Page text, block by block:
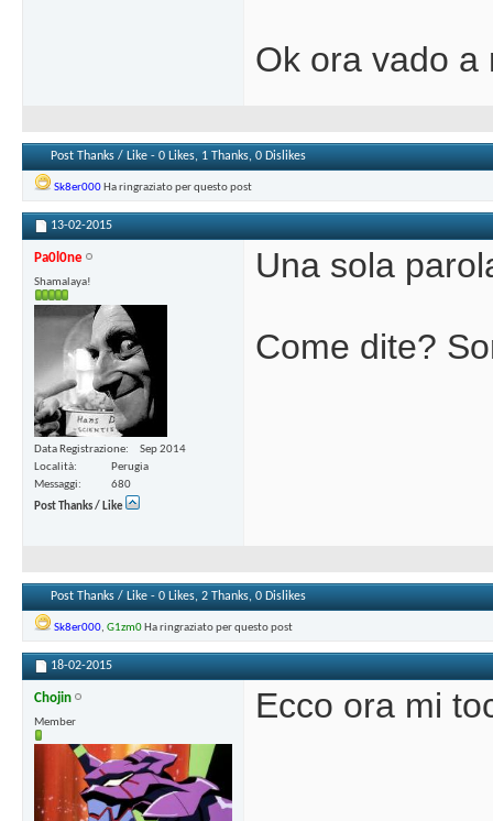
Ok ora vado a
Post Thanks / Like - 0 Likes, 1 Thanks, 0 Dislikes
Sk8er000Ha ringraziato per questo post
13-02-2015
Pa0l0ne
Shamalaya!
Data Registrazione
Sep 2014
Località
Perugia
Messaggi
680
Post Thanks / Like
Una sola
Come dite?
Post Thanks / Like - 0 Likes, 2 Thanks, 0 Dislikes
Sk8er000, G1zm0 Ha ringraziato per questo post
18-02-2015
Chojin
Member Ecco ora mi